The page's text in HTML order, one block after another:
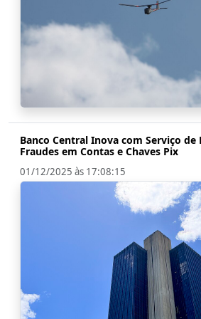
Banco Central Inova com Serviço
Fraudes em Contas e Chaves Pix
01/12/2025 às 17:08:15